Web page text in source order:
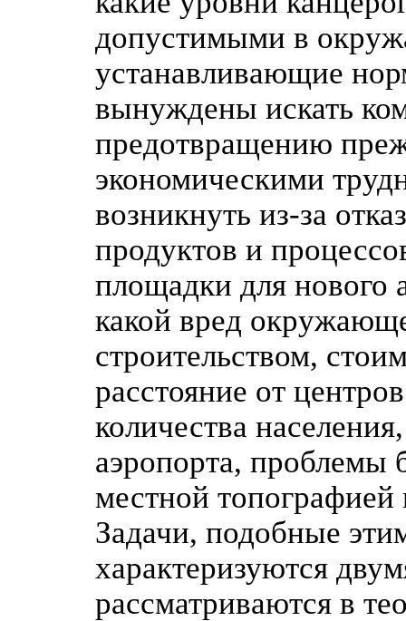
допустимыми в
устанавливающие
вынуждены искать
предотвращению
экономическими
возникнуть из-за
продуктов и
площадки для нового
какой вред
строительством,
расстояние от
количества
аэропорта, проблемы
местной
Задачи, подобные
характеризуются
рассматриваются в